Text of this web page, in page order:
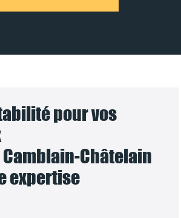
pour vos
Châtelain
expertise